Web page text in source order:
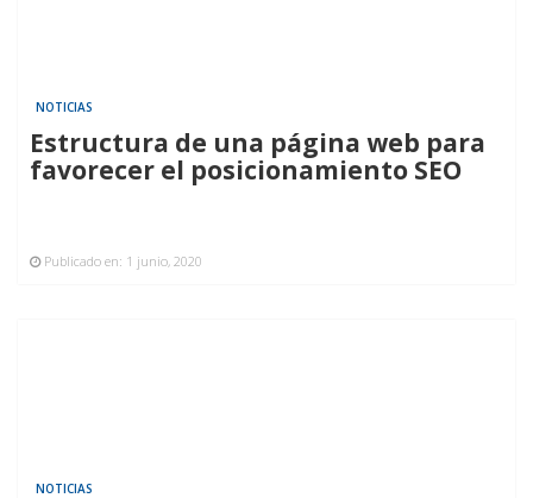
NOTICIAS
Estructura de una página web para
favorecer el posicionamiento SEO
Publicado en: 1 junio, 2020
NOTICIAS